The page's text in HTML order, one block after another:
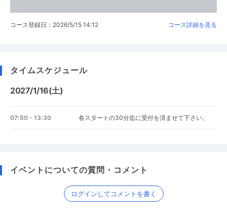
コース登録日：2026/5/15 14:12 コース詳細を見る
タイムスケジュール
2027/1/16(土)
07:50 - 13:30 各スタートの30分迄に受付を済ませて下さい。
イベントについての質問・コメント
ログインしてコメントを書く